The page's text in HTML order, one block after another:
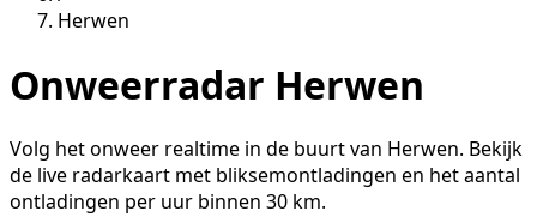
Herwen
Onweerradar Herwen
Volg het onweer realtime in de buurt van Herwen. Bekijk
de live radarkaart met bliksemontladingen en het aantal
ontladingen per uur binnen 30 km.